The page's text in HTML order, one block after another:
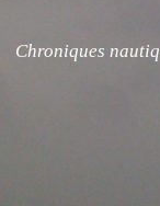
Chroniques